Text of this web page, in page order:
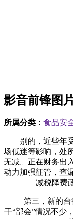
影音前锋图
所属分类： 食品安
别的，近些年受
场低迷等影响，处
无减。正在财务出
动力加强征管，查
减税降费
第三，新的台
干“部会”情况不少